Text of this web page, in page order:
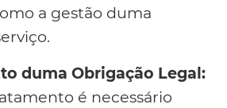
a gestão duma
duma Obrigação Legal:
é necessário